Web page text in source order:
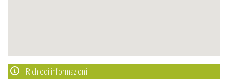
Richiedi informazioni